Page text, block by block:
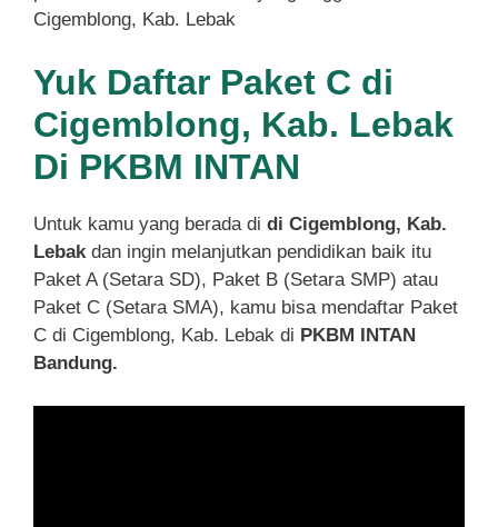
Cigemblong, Kab. Lebak
Yuk Daftar Paket C di
Cigemblong, Kab. Lebak
Di PKBM INTAN
Untuk kamu yang berada di di Cigemblong, Kab.
Lebakdan ingin melanjutkan pendidikan baik itu
Paket A (Setara SD), Paket B (Setara SMP) atau
Paket C (Setara SMA), kamu bisa mendaftar Paket
C di Cigemblong, Kab. Lebak di PKBM INTAN
Bandung.